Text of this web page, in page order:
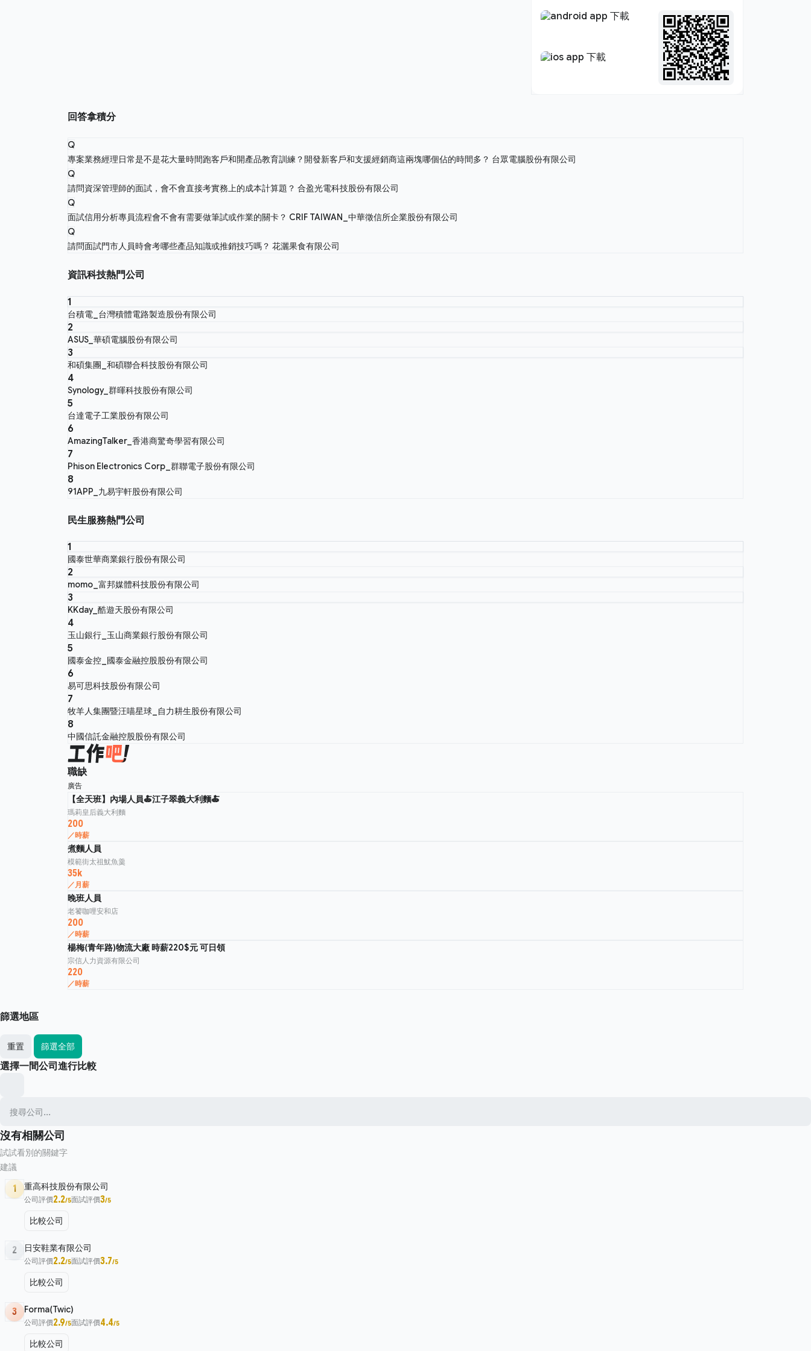
回答拿積分
Q
專案業務經理日常是不是花大量時間跑客戶和開產品教育訓練？開發新客戶和支援經銷商這兩塊哪個佔的時間多？ 台眾電腦股份有限公司
Q
請問資深管理師的面試，會不會直接考實務上的成本計算題？ 合盈光電科技股份有限公司
Q
面試信用分析專員流程會不會有需要做筆試或作業的關卡？ CRIF TAIWAN_中華徵信所企業股份有限公司
Q
請問面試門市人員時會考哪些產品知識或推銷技巧嗎？ 花灑果食有限公司
資訊科技熱門公司
1
台積電_台灣積體電路製造股份有限公司
2
ASUS_華碩電腦股份有限公司
3
和碩集團_和碩聯合科技股份有限公司
4
Synology_群暉科技股份有限公司
5
台達電子工業股份有限公司
6
AmazingTalker_香港商驚奇學習有限公司
7
Phison Electronics Corp_群聯電子股份有限公司
8
91APP_九易宇軒股份有限公司
民生服務熱門公司
1
國泰世華商業銀行股份有限公司
2
momo_富邦媒體科技股份有限公司
3
KKday_酷遊天股份有限公司
4
玉山銀行_玉山商業銀行股份有限公司
5
國泰金控_國泰金融控股股份有限公司
6
易可思科技股份有限公司
7
牧羊人集團暨汪喵星球_自力耕生股份有限公司
8
中國信託金融控股股份有限公司
職缺
廣告
【全天班】內場人員🍝江子翠義大利麵🍝
瑪莉皇后義大利麵
200
／時薪
煮麵人員
模範街太祖魷魚羹
35k
／月薪
晚班人員
老饕咖哩安和店
200
／時薪
楊梅(青年路)物流大廠 時薪220$元 可日領
宗信人力資源有限公司
220
／時薪
篩選地區
重置 篩選全部
選擇一間公司進行比較
沒有相關公司
試試看別的關鍵字
建議
1 重高科技股份有限公司
公司評價2.2/5面試評價3/5
比較公司
2 日安鞋業有限公司
公司評價2.2/5面試評價3.7/5
比較公司
3 Forma(Twic)
公司評價2.9/5面試評價4.4/5
比較公司